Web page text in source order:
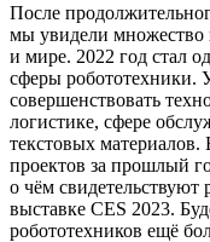
После
мы увидели множество
и мире. 2022 год стал
сферы робототехники.
совершенствовать
логистике, сфере
текстовых
проектов за прошлый
о чём свидетельствуют
выставке CES 2023.
робототехников ещё